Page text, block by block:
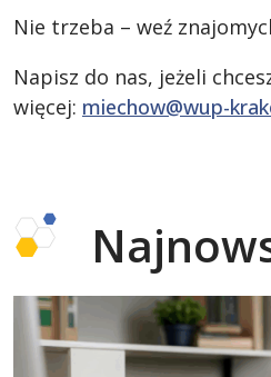
Nie trzeba – weź
Napisz do nas, jeżeli
więcej: miechow@wup-